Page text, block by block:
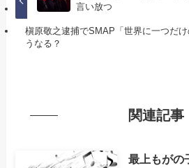
言い放つ
槇原敬之逮捕でSMAP「世界に一つだ
うなる？
関連記事
最上もがの